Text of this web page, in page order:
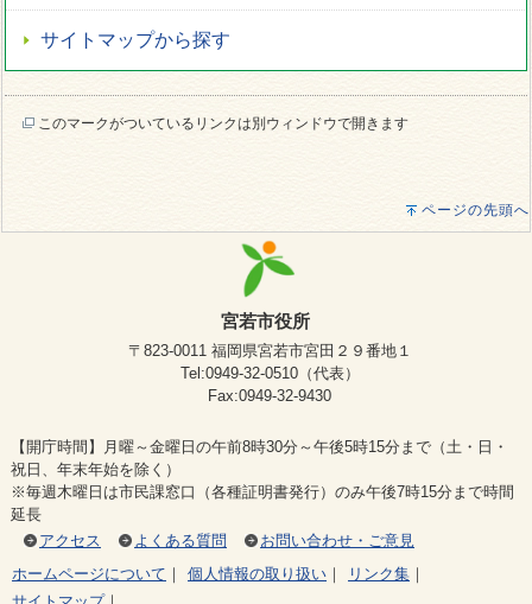
サイトマップから探す
このマークがついているリンクは別ウィンドウで開きます
ページの先頭へ
宮若市役所
〒823-0011 福岡県宮若市宮田２９番地１
Tel:0949-32-0510（代表）
Fax:0949-32-9430
【開庁時間】月曜～金曜日の午前8時30分～午後5時15分まで（土・日・
祝日、年末年始を除く）
※毎週木曜日は市民課窓口（各種証明書発行）のみ午後7時15分まで時間
延長
アクセス
よくある質問
お問い合わせ・ご意見
ホームページについて ｜ 個人情報の取り扱い ｜ リンク集 ｜
サイトマップ｜